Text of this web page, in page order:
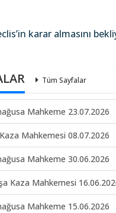
karar almasını
Tüm Sayfalar
Mahkeme 23.07.2026
Mahkemesi 08.07.2026
Mahkeme 30.06.2026
Kaza Mahkemesi
Mahkeme 15.06.2026